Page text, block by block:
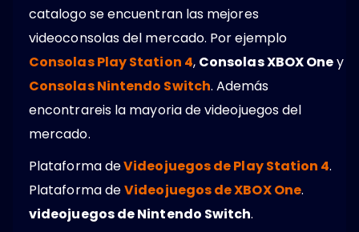
catalogo se encuentran las mejores
videoconsolas del mercado. Por ejemplo
Consolas Play Station 4, Consolas XBOX Oney
Consolas Nintendo Switch. Además
encontrareis la mayoria de videojuegos del
mercado.
Plataforma deVideojuegos de Play Station 4.
Plataforma deVideojuegos de XBOX One.
videojuegos de Nintendo Switch.